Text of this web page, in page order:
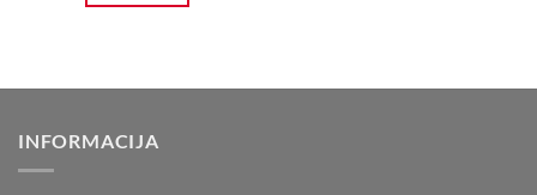
INFORMACIJA